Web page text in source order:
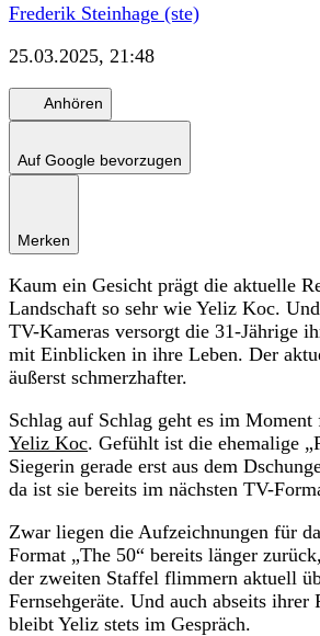
Frederik Steinhage (ste)
25.03.2025, 21:48
Anhören
Auf Google bevorzugen
Merken
Kaum ein Gesicht prägt die aktuelle
Landschaft so sehr wie Yeliz Koc.
TV-Kameras versorgt die 31-Jährige
mit Einblicken in ihre Leben. Der
äußerst schmerzhafter.
Schlag auf Schlag geht es im
Yeliz Koc. Gefühlt ist die ehemalige
Siegerin gerade erst aus dem
da ist sie bereits im nächsten TV-
Zwar liegen die Aufzeichnungen für
Format „The 50“ bereits länger
der zweiten Staffel flimmern aktuell
Fernsehgeräte. Und auch abseits
bleibt Yeliz stets im Gespräch.